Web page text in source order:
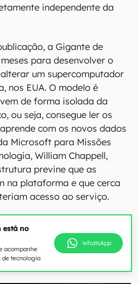
independente da
a Gigante de
para desenvolver o
um supercomputador
nos EUA. O modelo é
de forma isolada da
ou seja, consegue ler os
com os novos dados
Microsoft para Missões
William Chappell,
previne que as
na plataforma e que cerca
acesso ao serviço.
está no
acompanhe
de tecnologia
WhatsApp